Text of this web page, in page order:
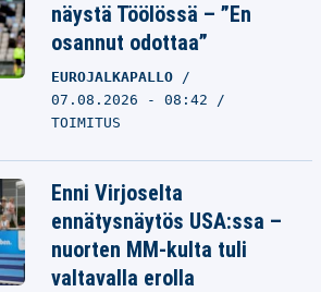
näystä Töölössä – ”En
osannut odottaa”
EUROJALKAPALLO
07.08.2026 - 08:42
TOIMITUS
Enni Virjoselta
ennätysnäytös USA:ssa –
nuorten MM-kulta tuli
valtavalla erolla